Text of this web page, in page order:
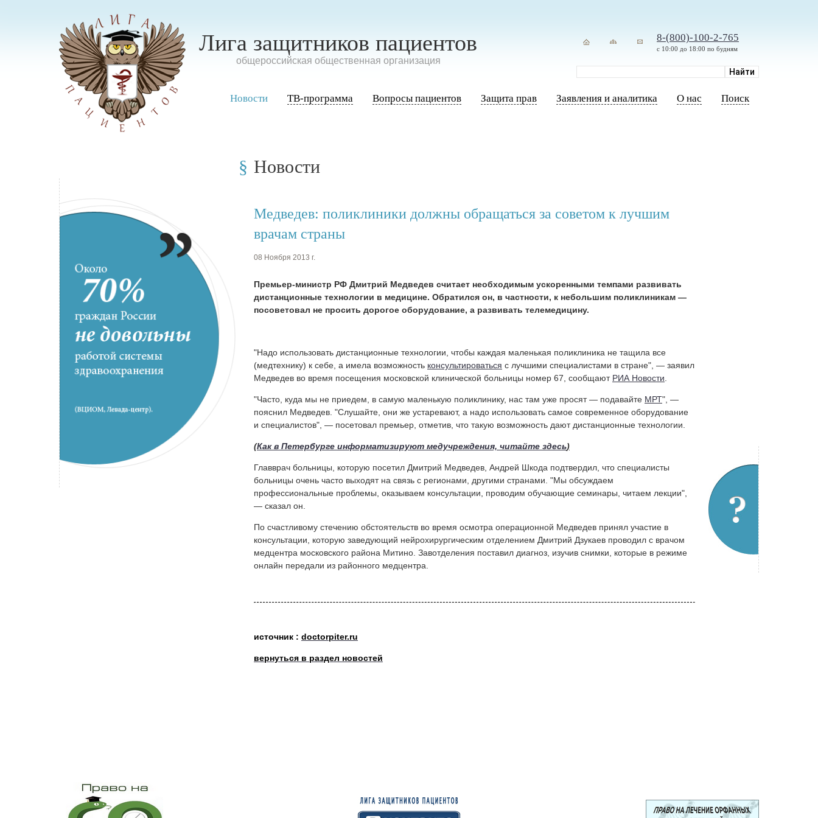
Лига защитников пациентов
oбщероссийская общественная организация
8-(800)-100-2-765
с 10:00 до 18:00 по будням
Новости ТВ-программа Вопросы пациентов Защита прав Заявления и аналитика О нас Поиск
Новости
Медведев: поликлиники должны обращаться за советом к лучшим
врачам страны
08 Ноября 2013 г.
Премьер-министр РФ Дмитрий Медведев считает необходимым ускоренными темпами развивать
дистанционные технологии в медицине. Обратился он, в частности, к небольшим поликлиникам —
посоветовал не просить дорогое оборудование, а развивать телемедицину.
"Надо использовать дистанционные технологии, чтобы каждая маленькая поликлиника не тащила все
(медтехнику) к себе, а имела возможность консультироваться с лучшими специалистами в стране", — заявил
Медведев во время посещения московской клинической больницы номер 67, сообщают РИА Новости.
"Часто, куда мы не приедем, в самую маленькую поликлинику, нас там уже просят — подавайте МРТ", —
пояснил Медведев. "Слушайте, они же устаревают, а надо использовать самое современное оборудование
и специалистов", — посетовал премьер, отметив, что такую возможность дают дистанционные технологии.
(Как в Петербурге информатизируют медучреждения, читайте здесь)
Главврач больницы, которую посетил Дмитрий Медведев, Андрей Шкода подтвердил, что специалисты
больницы очень часто выходят на связь с регионами, другими странами. "Мы обсуждаем
профессиональные проблемы, оказываем консультации, проводим обучающие семинары, читаем лекции",
— сказал он.
По счастливому стечению обстоятельств во время осмотра операционной Медведев принял участие в
консультации, которую заведующий нейрохирургическим отделением Дмитрий Дзукаев проводил с врачом
медцентра московского района Митино. Завотделения поставил диагноз, изучив снимки, которые в режиме
онлайн передали из районного медцентра.
источник : doctorpiter.ru
вернуться в раздел новостей